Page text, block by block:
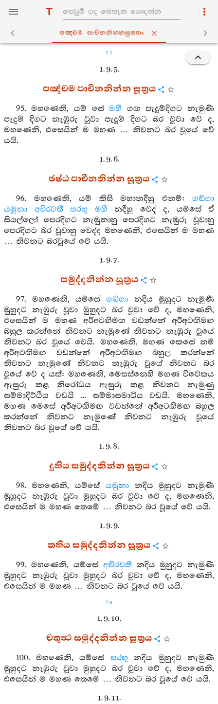
පඤ‍්චම පාචීනනින‍්නසුත‍්තං
77
1. 9. 5.
පඤ්චම පාචීනනින්න සූත්‍රය
95. මහණෙනි, යම් සේමහී ගඟ පැදුම්දිගට නැමුණි
පැදුම් දිගට නැඹුරු වූවා පැදුම් දිගට බර වූවා වේ ද,
මහණෙනි, එසෙයින් ම මහණ … නිවනට බර වූයේ වේ
යයි.
1. 9. 6.
ඡෂ්ඨ පාචීනනින්න සූත්‍රය
96. මහණෙනි, යම් කිසි මහානදීහු එනම්: ගඞ්ගා
යමුනා
අචිරවතී සරභු මහී නදීහු වෙද් ද, යම්සේ ඒ
සියල්ලෝ පෙරදිගට නැමුනාහු පෙරදිගට නැඹුරු වූවාහු
පෙරදිගට බර වූවාහු වෙද්ද මහණෙනි, එසෙයින් ම මහණ
… නිවනට බරවූයේ වේ යයි.
1. 9. 7.
සමුද්දනින්න සූත්‍රය
97. මහණෙනි, යම්සේගඞ්ගා නදිය මුහුදට නැමුණී
මුහුදට නැඹුරු වූවා මුහුදට බර වූවා වේ ද, මහණෙනි,
එසෙයින් ම මහණ අරීඅටඟිමඟ වඩන්නේ අරීඅටඟිමඟ
බහුල කරන්නේ නිවනට නැමුණේ නිවනට නැඹුරු වූයේ
නිවනට බර වූයේ වෙයි. මහණෙනි, මහණ කෙසේ නම්
අරීඅටඟිමඟ වඩන්නේ අරීඅටඟිමඟ බහුල කරන්නේ
නිවනට නැමුණේ නිවනට නැඹුරු වූයේ නිවනට බර
වූයේ වේ ද යත්: මහණෙනි, මෙසස්නෙහි මහණ විවේකය
ඇසුරු කළ නිරෝධය ඇසුරු කළ නිවනට නැමුණු
සම්මාදිට්ඨිය වඩයි ... සම්මාසමාධිය වඩයි. මහණෙනි,
මහණ මෙසේ අරීඅටඟිමඟ වඩන්නේ අරීඅටඟිමඟ බහුල
කරන්නේ නිවනට නැමුණේ නිවනට නැඹුරු වූයේ
නිවනට බර වූයේ වේ යයි.
1. 9. 8.
දුතිය සමුද්දනින්න සූත්‍රය
98. මහණෙනි, යම්සේ යමුනානදිය මුහුදට නැමුණි
මුහුදට නැඹුරු වූවා මුහුදට බර වූවා වේ ද, මහණෙනි,
එසෙයින් ම මහණ තෙමේ … නිවනට බර වූයේ වේ යයි.
1. 9. 9.
තතිය සමුද්දනින්න සූත්‍රය
99. මහණෙනි, යම්සේ අචිරවතී නදිය මුහුදට නැමුණි
මුහුදට නැඹුරු වූවා මුහුදට බර වූවා වේ ද, මහණෙනි,
එසෙයින් ම මහණ … නිවනට බර වූයේ වේ යයි.
79
1. 9. 10.
චතුත්‍ථ සමුද්දනින්න සූත්‍රය
100. මහණෙනි, යම්සේ සරභූනදිය මුහුදට නැමුණි
මුහුදට නැඹුරු වූවා මුහුදට බර වූවා වේ ද, මහණෙනි,
එසෙයින් ම මහණ තෙමේ … නිවනට බර වූයේ වේ යයි.
1. 9. 11.